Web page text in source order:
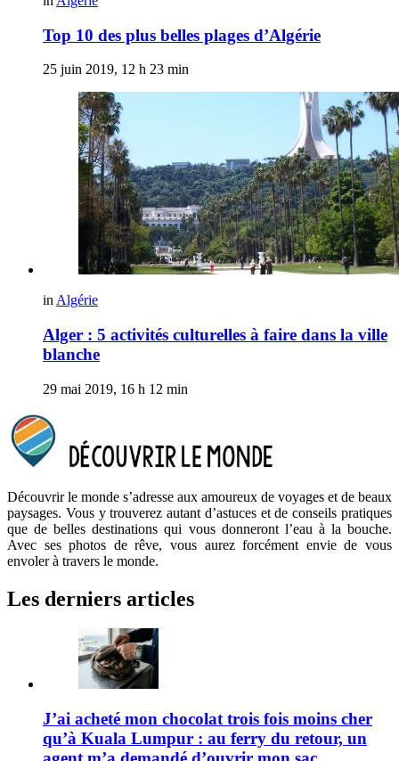
Top 10 des plus belles plages d’Algérie
25 juin 2019, 12 h 23 min
in Algérie
Alger : 5 activités culturelles à faire dans la ville
blanche
29 mai 2019, 16 h 12 min
Découvrir le monde s’adresse aux amoureux de voyages et de beaux
paysages. Vous y trouverez autant d’astuces et de conseils pratiques
que de belles destinations qui vous donneront l’eau à la bouche.
Avec ses photos de rêve, vous aurez forcément envie de vous
envoler à travers le monde.
Les derniers articles
J’ai acheté mon chocolat trois fois moins cher
qu’à Kuala Lumpur : au ferry du retour, un